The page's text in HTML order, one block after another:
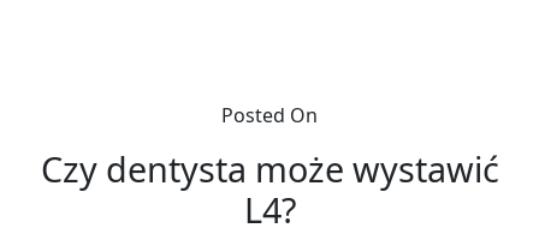
Posted On
Czy dentysta może wystawić
L4?